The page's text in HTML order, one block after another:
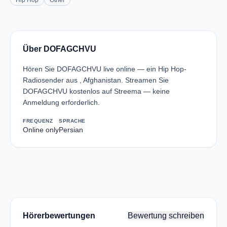
Über DOFAGCHVU
Hören Sie DOFAGCHVU live online — ein Hip Hop-
Radiosender aus , Afghanistan. Streamen Sie
DOFAGCHVU kostenlos auf Streema — keine
Anmeldung erforderlich.
FREQUENZ
Online only
SPRACHE
Persian
Hörerbewertungen Bewertung schreiben